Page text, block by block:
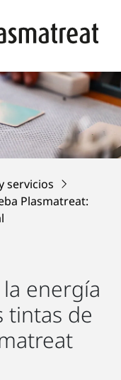
servicios
Plasmatreat:
energía
tintas de